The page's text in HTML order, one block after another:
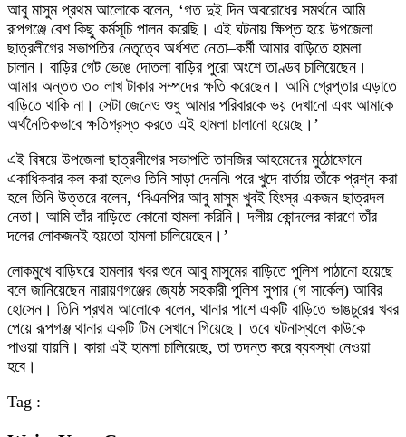
আবু মাসুম প্রথম আলোকে বলেন, ‘গত দুই দিন অবরোধের সমর্থনে আমি
রূপগঞ্জে বেশ কিছু কর্মসূচি পালন করেছি। এই ঘটনায় ক্ষিপ্ত হয়ে উপজেলা
ছাত্রলীগের সভাপতির নেতৃত্বে অর্ধশত নেতা–কর্মী আমার বাড়িতে হামলা
চালান। বাড়ির গেট ভেঙে দোতলা বাড়ির পুরো অংশে তাণ্ডব চালিয়েছেন।
আমার অন্তত ৩০ লাখ টাকার সম্পদের ক্ষতি করেছেন। আমি গ্রেপ্তার এড়াতে
বাড়িতে থাকি না। সেটা জেনেও শুধু আমার পরিবারকে ভয় দেখানো এবং আমাকে
অর্থনৈতিকভাবে ক্ষতিগ্রস্ত করতে এই হামলা চালানো হয়েছে।’
এই বিষয়ে উপজেলা ছাত্রলীগের সভাপতি তানজির আহমেদের মুঠোফোনে
একাধিকবার কল করা হলেও তিনি সাড়া দেননি৷ পরে খুদে বার্তায় তাঁকে প্রশ্ন করা
হলে তিনি উত্তরে বলেন, ‘বিএনপির আবু মাসুম খুবই হিংস্র একজন ছাত্রদল
নেতা। আমি তাঁর বাড়িতে কোনো হামলা করিনি। দলীয় কোন্দলের কারণে তাঁর
দলের লোকজনই হয়তো হামলা চালিয়েছেন।’
লোকমুখে বাড়িঘরে হামলার খবর শুনে আবু মাসুমের বাড়িতে পুলিশ পাঠানো হয়েছে
বলে জানিয়েছেন নারায়ণগঞ্জের জ্যেষ্ঠ সহকারী পুলিশ সুপার (গ সার্কেল) আবির
হোসেন। তিনি প্রথম আলোকে বলেন, থানার পাশে একটি বাড়িতে ভাঙচুরের খবর
পেয়ে রূপগঞ্জ থানার একটি টিম সেখানে গিয়েছে। তবে ঘটনাস্থলে কাউকে
পাওয়া যায়নি। কারা এই হামলা চালিয়েছে, তা তদন্ত করে ব্যবস্থা নেওয়া
হবে।
Tag :